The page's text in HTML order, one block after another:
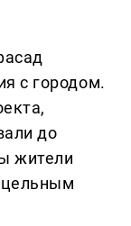
с городом.
до
жители
цельным